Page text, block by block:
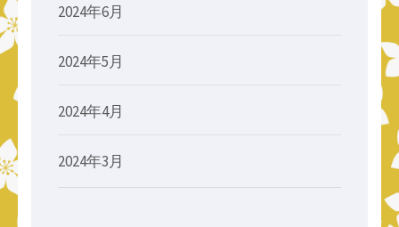
2024年6月
2024年5月
2024年4月
2024年3月